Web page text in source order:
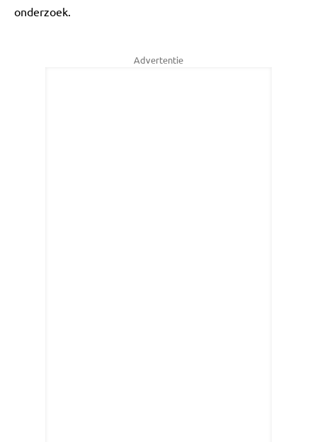
onderzoek.
Advertentie